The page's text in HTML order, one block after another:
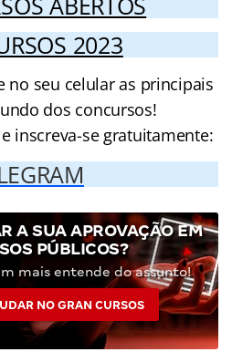
2023
no seu celular as principais
dos concursos!
inscreva-se gratuitamente:
A SUA APROVAÇÃO EM
PÚBLICOS?
mais entende do assunto!
NO GRAN CURSOS